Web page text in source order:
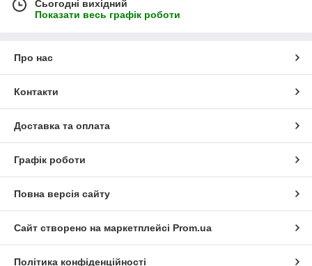
Сьогодні вихідний
Показати весь графік роботи
Про нас
Контакти
Доставка та оплата
Графік роботи
Повна версія сайту
Сайт створено на маркетплейсі Prom.ua
Політика конфіденційності